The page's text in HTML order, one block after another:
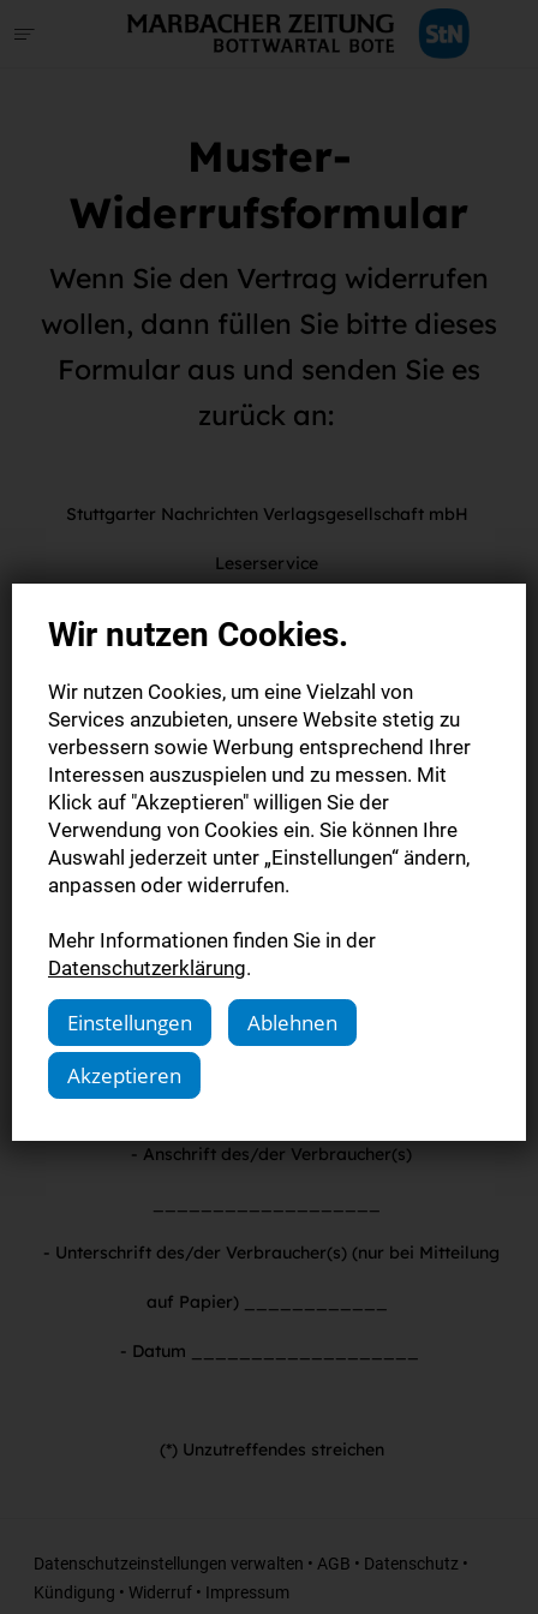
Muster-
Widerrufsformular
Wenn Sie den Vertrag widerrufen
wollen, dann füllen Sie bitte dieses
Formular aus und senden Sie es
zurück an:
Stuttgarter Nachrichten Verlagsgesellschaft mbH
Leserservice
service@stn.zgs.de
Hiermit widerrufe(n) ich/wir (*) den von mir/uns (*)
abgeschlossenen Vertrag über den Kauf der folgenden
- Bestellt am (*)/erhalten am (*)
___________________
- Name des/der Verbraucher(s)
___________________
- Anschrift des/der Verbraucher(s)
- Unterschrift des/der Verbraucher(s) (nur bei Mitteilung
auf Papier) ____________
- Datum ___________________
(*) Unzutreffendes streichen
Datenschutzeinstellungen verwalten • AGB • Datenschutz •
Kündigung • Widerruf • Impressum
Wir nutzen Cookies.
Wir nutzen Cookies, um eine Vielzahl von
Services anzubieten, unsere Website stetig zu
verbessern sowie Werbung entsprechend Ihrer
Interessen auszuspielen und zu messen. Mit
Klick auf "Akzeptieren" willigen Sie der
Verwendung von Cookies ein. Sie können Ihre
Auswahl jederzeit unter „Einstellungen“ ändern,
anpassen oder widerrufen.
Mehr Informationen finden Sie in der
Datenschutzerklärung.
Einstellungen
Ablehnen
Akzeptieren